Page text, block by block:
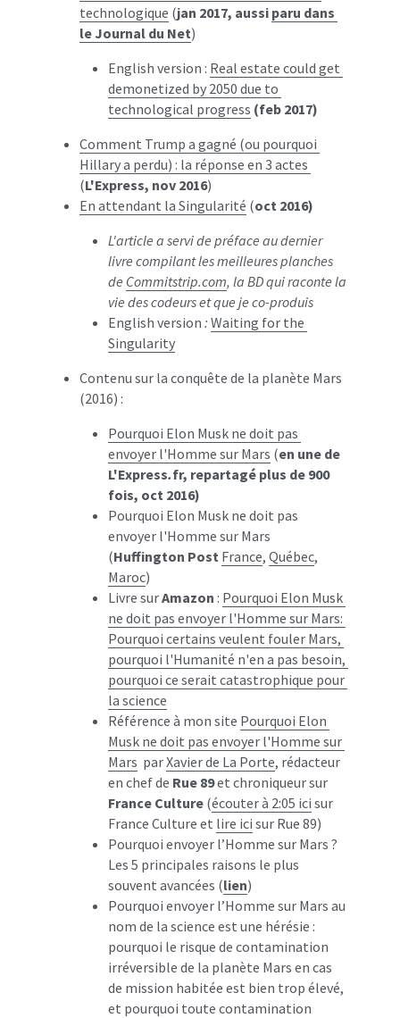
technologique (jan 2017, aussi paru dans
le Journal du Net)
English version : Real estate could get
demonetized by 2050 due to
technological progress (feb 2017)
Comment Trump a gagné (ou pourquoi
(L'Express, nov 2016)
En attendant la Singularité (oct 2016)
L'article a servi de préface au dernier
livre compilant les meilleures planches
de Commitstrip.com, la BD qui raconte la
vie des codeurs et que je co-produis
English version : Waiting for the
Singularity
Contenu sur la conquête de la planète Mars
(2016) :
Pourquoi Elon Musk ne doit pas
envoyer l'Homme sur Mars (en une de
L'Express.fr, repartagé plus de 900
fois, oct 2016)
Pourquoi Elon Musk ne doit pas
envoyer l'Homme sur Mars
(Huffington Post France, Québec
Maroc)
Livre sur Amazon : Pourquoi Elon Musk
ne doit pas envoyer l'Homme sur Mars:
Pourquoi certains veulent fouler Mars,
pourquoi l'Humanité n'en a pas besoin,
pourquoi ce serait catastrophique pour
la science
Référence à mon site Pourquoi Elon
Musk ne doit pas envoyer l'Homme sur
Mars
  par
Xavier de La Porte, rédacteur
en chef de Rue 89
France Culture (écouter à 2:05 ici sur
France Culture et lire ici sur Rue 89)
Pourquoi envoyer l’Homme sur Mars ?
Les 5 principales raisons le plus
souvent avancées (lien)
Pourquoi envoyer l’Homme sur Mars au
nom de la science est une hérésie :
pourquoi le risque de contamination
irréversible de la planète Mars en cas
de mission habitée est bien trop élevé,
et pourquoi toute contamination